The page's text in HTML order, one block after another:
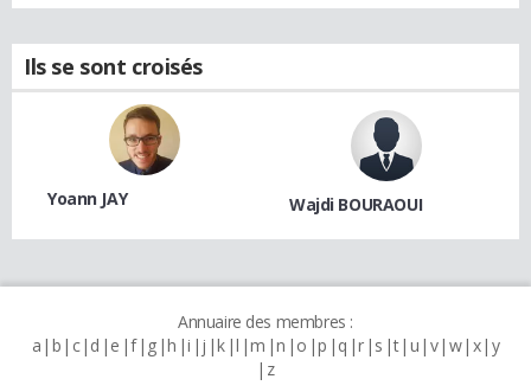
Ils se sont croisés
Yoann JAY Wajdi BOURAOUI
Annuaire des membres :
a b c d e f g h i j k l m n o p q r s t u v w x y
z